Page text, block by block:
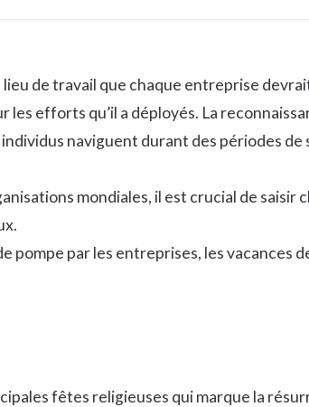
de travail que chaque entreprise
efforts qu’il a déployés. La
naviguent durant des périodes
mondiales, il est crucial de saisir
pompe par les entreprises, les vacances
fêtes religieuses qui marque la